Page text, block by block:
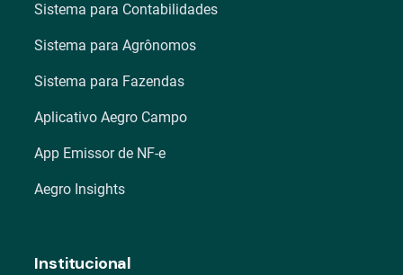
Sistema para Contabilidades
Sistema para Agrônomos
Sistema para Fazendas
Aplicativo Aegro Campo
App Emissor de NF-e
Aegro Insights
Institucional